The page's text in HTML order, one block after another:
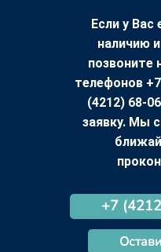
Если у
наличию
позвоните
телефонов
(4212) 68-
заявку. Мы
+7